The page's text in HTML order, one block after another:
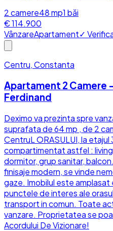
2camere48mp1 băi
€ 114.900
VânzareApartament✓
Centru, Constanta
Apartament 2 Camere
Ferdinand
Deximo va prezinta spre
suprafata de 64 mp , de 2
CentruL ORASULUI, la etajul
compartimentat astfel :
dormitor, grup sanitar,
finisaje modern, se vinde
gaze. Imobilul este
punctele de interes ale
transport in comun. Toate
vanzare. Proprietatea se
Acordului De Vizionare!